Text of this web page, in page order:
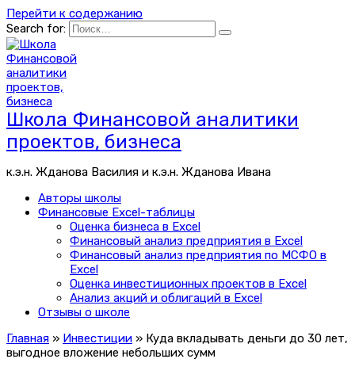
Перейти к содержанию
Search for:
Школа Финансовой аналитики
проектов, бизнеса
к.э.н. Жданова Василия и к.э.н. Жданова Ивана
Авторы школы
Финансовые Excel-таблицы
Оценка бизнеса в Excel
Финансовый анализ предприятия в Excel
Финансовый анализ предприятия по МСФО в
Excel
Оценка инвестиционных проектов в Excel
Анализ акций и облигаций в Excel
Отзывы о школе
Главная » Инвестиции » Куда вкладывать деньги до 30 лет,
выгодное вложение небольших сумм